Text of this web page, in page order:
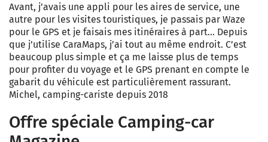
Avant, j’avais une appli pour les aires de service, une
autre pour les visites touristiques, je passais par Waze
pour le GPS et je faisais mes itinéraires à part… Depuis
que j’utilise CaraMaps, j’ai tout au même endroit. C’est
beaucoup plus simple et ça me laisse plus de temps
pour profiter du voyage et le GPS prenant en compte le
gabarit du véhicule est particulièrement rassurant.
Michel, camping-cariste depuis 2018
Offre spéciale Camping-car